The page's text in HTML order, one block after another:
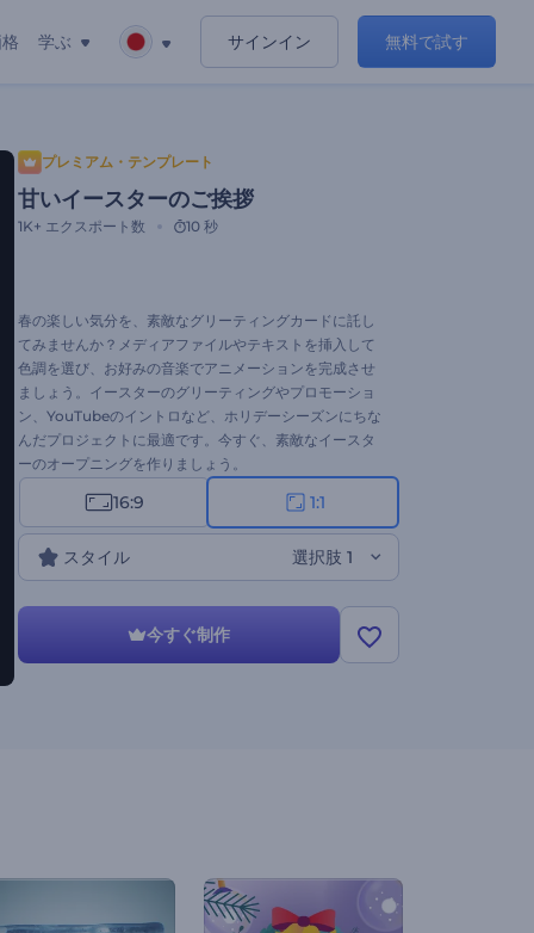
学ぶ サインイン 無料で試す
プレミアム・テンプレート
甘いイースターのご挨拶
1K+ エクスポート数 10 秒
春の楽しい気分を、素敵なグリーティングカードに託し
てみませんか？メディアファイルやテキストを挿入して
色調を選び、お好みの音楽でアニメーションを完成させ
ましょう。イースターのグリーティングやプロモーショ
ン、YouTubeのイントロなど、ホリデーシーズンにちな
んだプロジェクトに最適です。今すぐ、素敵なイースタ
ーのオープニングを作りましょう。
16:9 1:1
スタイル 選択肢 1
今すぐ制作